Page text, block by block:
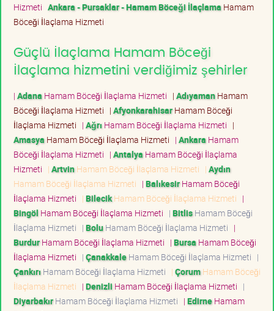
Hizmeti Ankara - Pursaklar - Hamam Böceği İlaçlama Hamam
Böceği İlaçlama Hizmeti
Güçlü İlaçlama Hamam Böceği
İlaçlama hizmetini verdiğimiz şehirler
| Adana Hamam Böceği İlaçlama Hizmeti | AdıyamanHamam
Böceği İlaçlama Hizmeti | AfyonkarahisarHamam Böceği
İlaçlama Hizmeti | Ağrı Hamam Böceği İlaçlama Hizmeti |
Amasya Hamam Böceği İlaçlama Hizmeti | Ankara Hamam
Böceği İlaçlama Hizmeti | Antalya Hamam Böceği İlaçlama
Hizmeti | ArtvinHamam Böceği İlaçlama Hizmeti | Aydın
Hamam Böceği İlaçlama Hizmeti | BalıkesirHamam Böceği
İlaçlama Hizmeti | BilecikHamam Böceği İlaçlama Hizmeti |
Bingöl Hamam Böceği İlaçlama Hizmeti | BitlisHamam Böceği
İlaçlama Hizmeti | BoluHamam Böceği İlaçlama Hizmeti |
BurdurHamam Böceği İlaçlama Hizmeti | Bursa Hamam Böceği
İlaçlama Hizmeti | ÇanakkaleHamam Böceği İlaçlama Hizmeti |
Çankırı Hamam Böceği İlaçlama Hizmeti | ÇorumHamam Böceği
İlaçlama Hizmeti | Denizli Hamam Böceği İlaçlama Hizmeti |
DiyarbakırHamam Böceği İlaçlama Hizmeti | EdirneHamam